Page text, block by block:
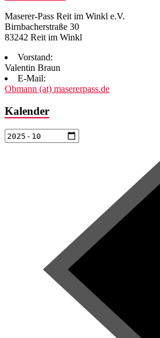
Maserer-Pass Reit im Winkl e.V.
Birnbacherstraße 30
83242 Reit im Winkl
Vorstand:
Valentin Braun
E-Mail:
Obmann (at) masererpass.de
Kalender